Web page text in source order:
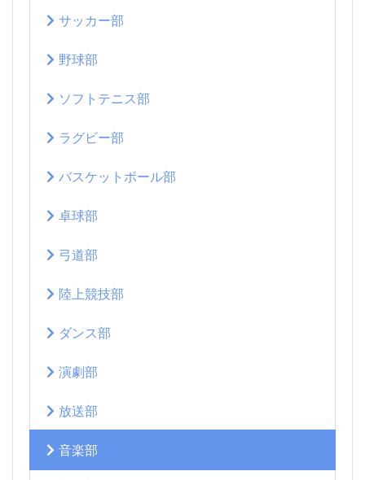
サッカー部
野球部
ソフトテニス部
ラグビー部
バスケットボール部
卓球部
弓道部
陸上競技部
ダンス部
演劇部
放送部
音楽部